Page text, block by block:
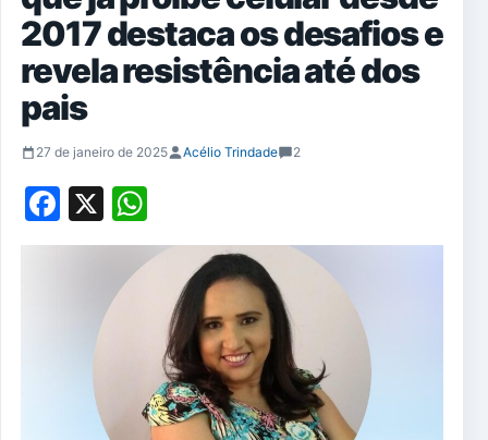
2017 destaca os desafios e
revela resistência até dos
pais
27 de janeiro de 2025 Acélio Trindade 2
Facebook
X